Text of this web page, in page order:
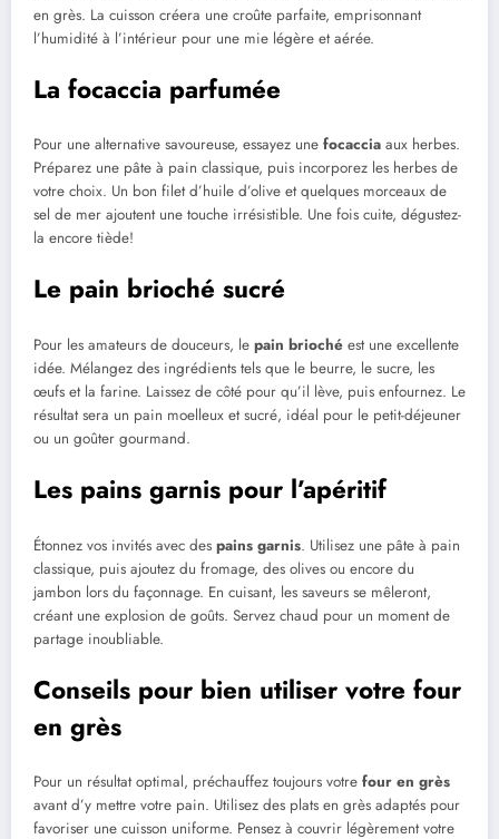
en grès. La cuisson créera une croûte parfaite, emprisonnant
l’humidité à l’intérieur pour une mie légère et aérée.
La focaccia parfumée
Pour une alternative savoureuse, essayez une focaccia aux herbes.
Préparez une pâte à pain classique, puis incorporez les herbes de
votre choix. Un bon filet d’huile d’olive et quelques morceaux de
sel de mer ajoutent une touche irrésistible. Une fois cuite, dégustez-
la encore tiède!
Le pain brioché sucré
Pour les amateurs de douceurs, le pain brioché est une excellente
idée. Mélangez des ingrédients tels que le beurre, le sucre, les
œufs et la farine. Laissez de côté pour qu’il lève, puis enfournez. Le
résultat sera un pain moelleux et sucré, idéal pour le petit-déjeuner
ou un goûter gourmand.
Les pains garnis pour l’apéritif
Étonnez vos invités avec des pains garnis. Utilisez une pâte à pain
classique, puis ajoutez du fromage, des olives ou encore du
jambon lors du façonnage. En cuisant, les saveurs se mêleront,
créant une explosion de goûts. Servez chaud pour un moment de
partage inoubliable.
Conseils pour bien utiliser votre four
en grès
Pour un résultat optimal, préchauffez toujours votre four en grès
avant d’y mettre votre pain. Utilisez des plats en grès adaptés pour
favoriser une cuisson uniforme. Pensez à couvrir légèrement votre